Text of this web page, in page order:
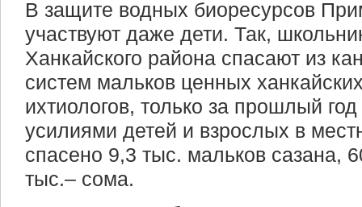
В защите водных биоресурсов
участвуют даже дети. Так,
Ханкайского района спасают из
систем мальков ценных
ихтиологов, только за прошлый
усилиями детей и взрослых в
спасено 9,3 тыс. мальков сазана,
тыс.– сома.